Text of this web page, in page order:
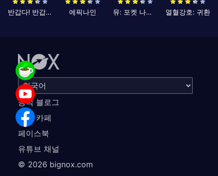
반갑다! 반갑삼국지 에픽나인 뮤: 포켓 나이츠 열혈강호: 귀환
공식 블로그
공식 카페
페이스북
유튜브 채널
© 2026 bignox.com